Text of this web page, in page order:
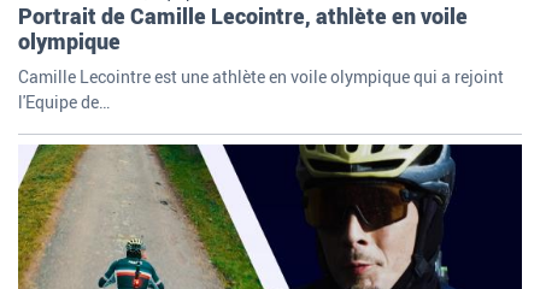
Portrait de Camille Lecointre, athlète en voile
olympique
Camille Lecointre est une athlète en voile olympique qui a rejoint
l'Equipe de…